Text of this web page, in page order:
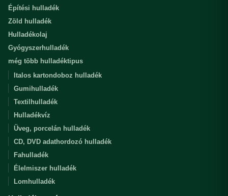
Építési hulladék
Zöld hulladék
Hulladékolaj
Gyógyszerhulladék
még több hulladéktipus
Italos kartondoboz hulladék
Gumihulladék
Textilhulladék
Hulladékvíz
Üveg, porcelán hulladék
CD, DVD adathordozó hulladék
Fahulladék
Élelmiszer hulladék
Lomhulladék